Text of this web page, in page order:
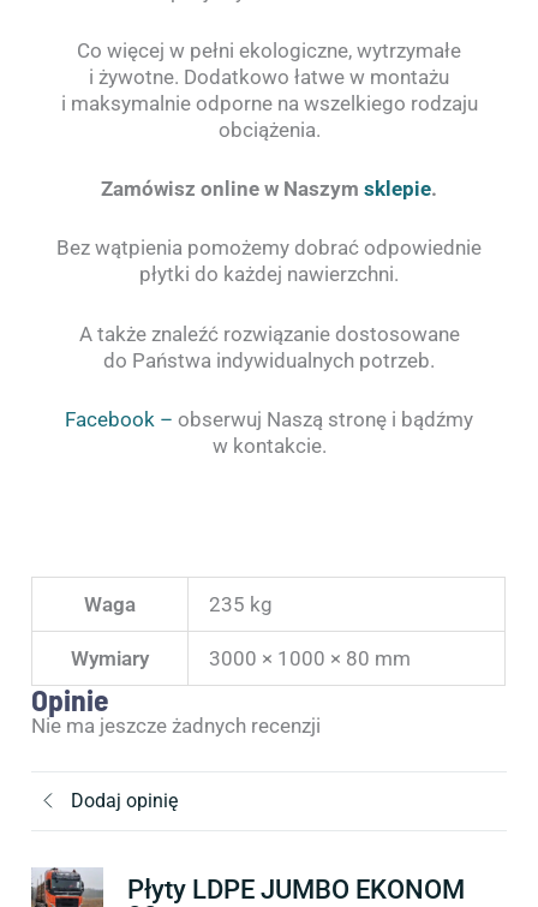
Co więcej w pełni ekologiczne, wytrzymałe
i żywotne. Dodatkowo łatwe w montażu
i maksymalnie odporne na wszelkiego rodzaju
obciążenia.
Zamówisz online w Naszym sklepie.
Bez wątpienia pomożemy dobrać odpowiednie
płytki do każdej nawierzchni.
A także znaleźć rozwiązanie dostosowane
do Państwa indywidualnych potrzeb.
Facebook – obserwuj Naszą stronę i bądźmy
w kontakcie.
Waga 235 kg
Wymiary 3000 × 1000 × 80 mm
Opinie
Nie ma jeszcze żadnych recenzji
Dodaj opinię
Płyty LDPE JUMBO EKONOM